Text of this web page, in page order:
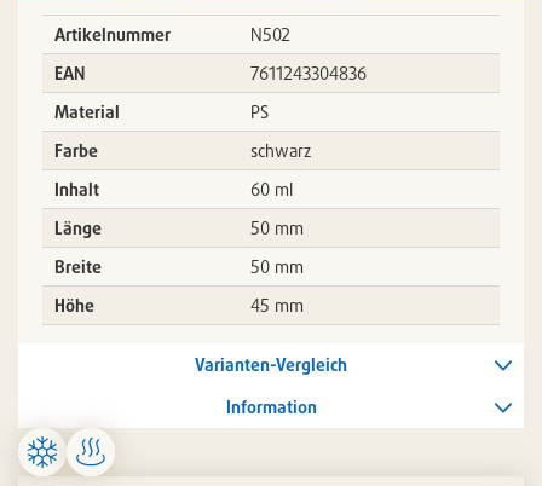
Artikelnummer
N502
EAN
7611243304836
Material
PS
Farbe
schwarz
Inhalt
60 ml
Länge
50 mm
Breite
50 mm
Höhe
45 mm
Varianten-Vergleich
Information